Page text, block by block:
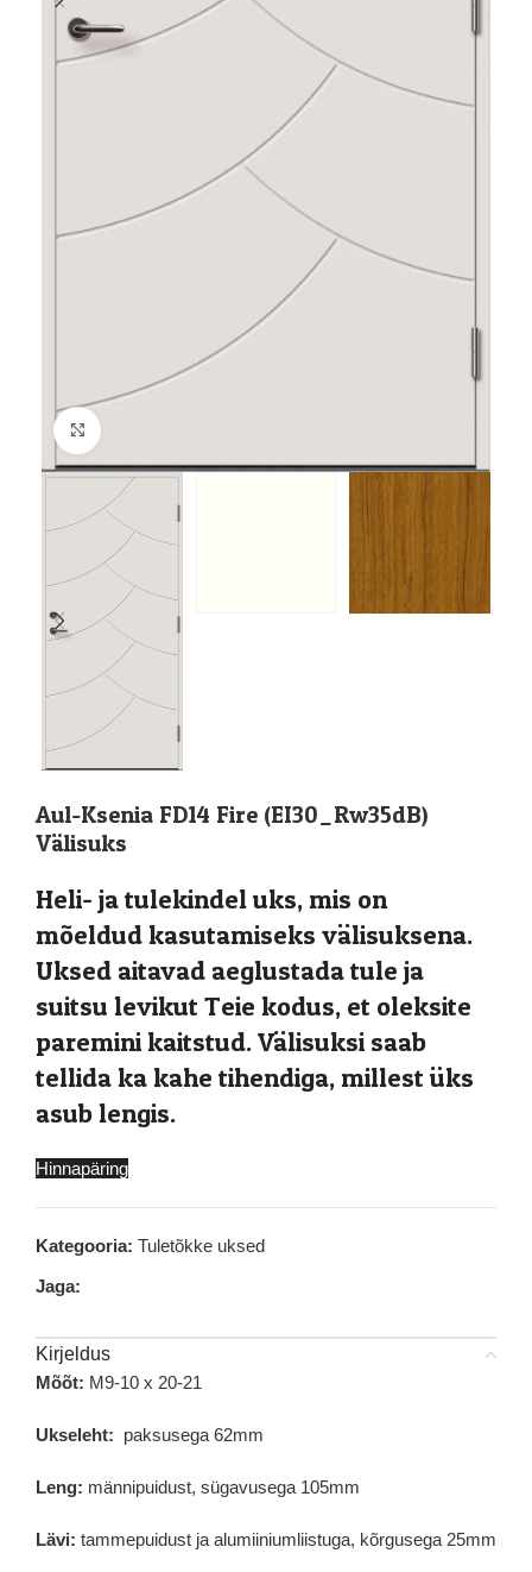
Aul-Ksenia FD14 Fire (EI30_Rw35dB)
Välisuks
Heli- ja tulekindel uks, mis on
mõeldud kasutamiseks välisuksena.
Uksed aitavad aeglustada tule ja
suitsu levikut Teie kodus, et oleksite
paremini kaitstud. Välisuksi saab
tellida ka kahe tihendiga, millest üks
asub lengis.
Hinnapäring
Kategooria: Tuletõkke uksed
Jaga:
Kirjeldus
Mõõt: M9-10 x 20-21
Ukseleht: paksusega 62mm
Leng: männipuidust, sügavusega 105mm
Lävi: tammepuidust ja alumiiniumliistuga, kõrgusega 25mm